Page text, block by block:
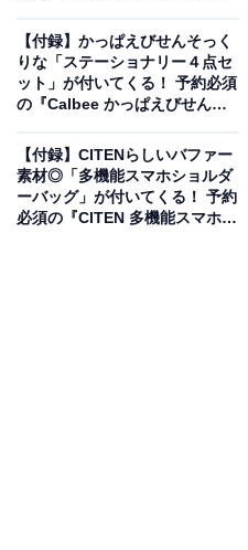
て、「なんでもはこべるポ
発売
【付録】かっぱえびせんそっく
りな「ステーショナリー４点セ
ット」が付いてくる！ 予約必須
の『Calbee かっぱえびせん
【付録】CITENらしいバファー
素材◎「多機能スマホショルダ
ーバッグ」が付いてくる！ 予約
必須の『CITEN 多機能スマホシ